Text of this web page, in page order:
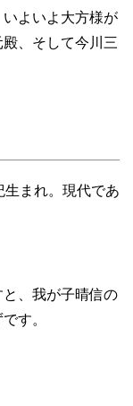
よいよ大方様が
、そして今川三
まれ。現代であ
、我が子晴信の
す。